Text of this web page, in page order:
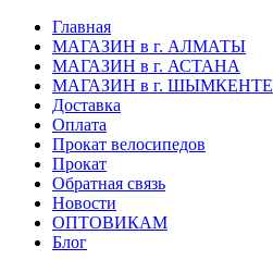
Главная
МАГАЗИН в г. АЛМАТЫ
МАГАЗИН в г. АСТАНА
МАГАЗИН в г. ШЫМКЕНТЕ
Доставка
Оплата
Прокат велосипедов
Прокат
Обратная связь
Новости
ОПТОВИКАМ
Блог